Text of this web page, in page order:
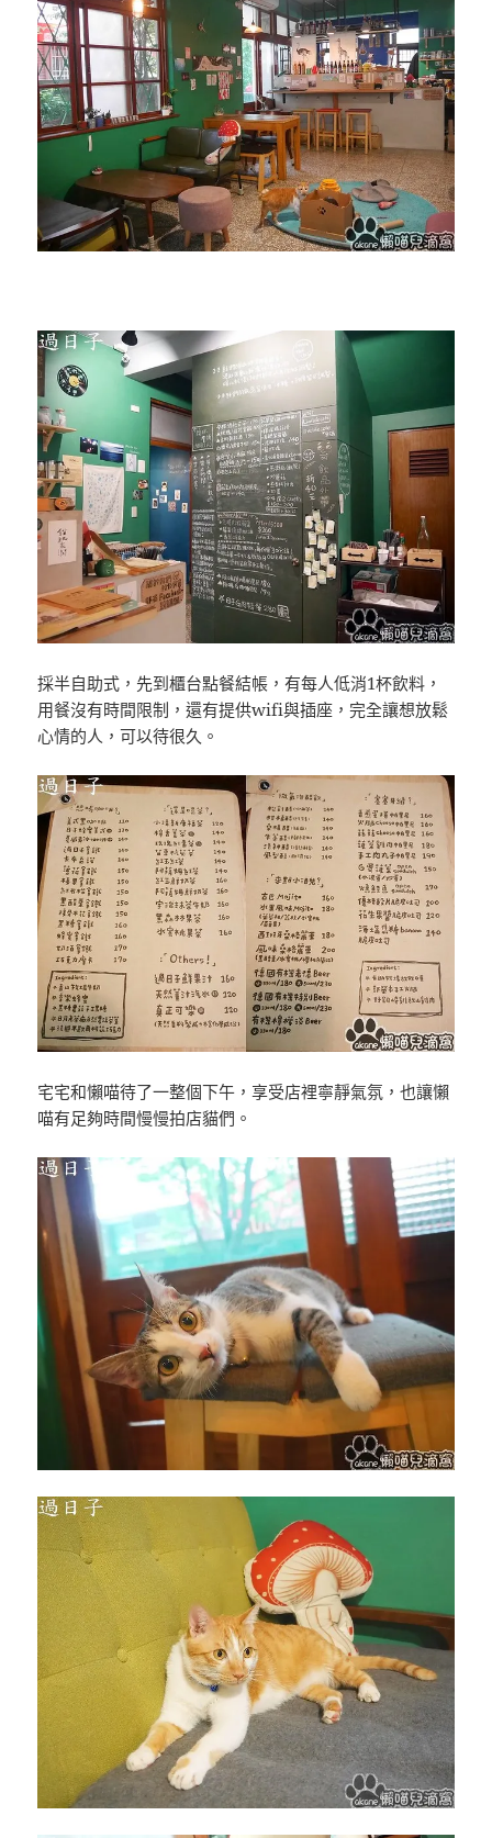
採半自助式，先到櫃台點餐結帳，有每人低消1杯飲料，
用餐沒有時間限制，還有提供wifi與插座，完全讓想放鬆
心情的人，可以待很久。
宅宅和懶喵待了一整個下午，享受店裡寧靜氣氛，也讓懶
喵有足夠時間慢慢拍店貓們。